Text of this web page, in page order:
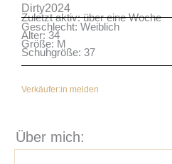
Dirty2024
Zuletzt aktiv: über eine Woche
Geschlecht: Weiblich
Alter: 34
Größe: M
Schuhgröße: 37
Verkäufer:in melden
Über mich: